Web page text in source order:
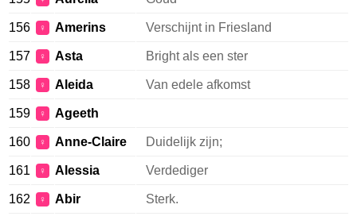
156 ♀ Amerins Verschijnt in Friesland
157 ♀ Asta Bright als een ster
158 ♀ Aleida Van edele afkomst
159 ♀ Ageeth
160 ♀ Anne-Claire Duidelijk zijn;
161 ♀ Alessia Verdediger
162 ♀ Abir Sterk.